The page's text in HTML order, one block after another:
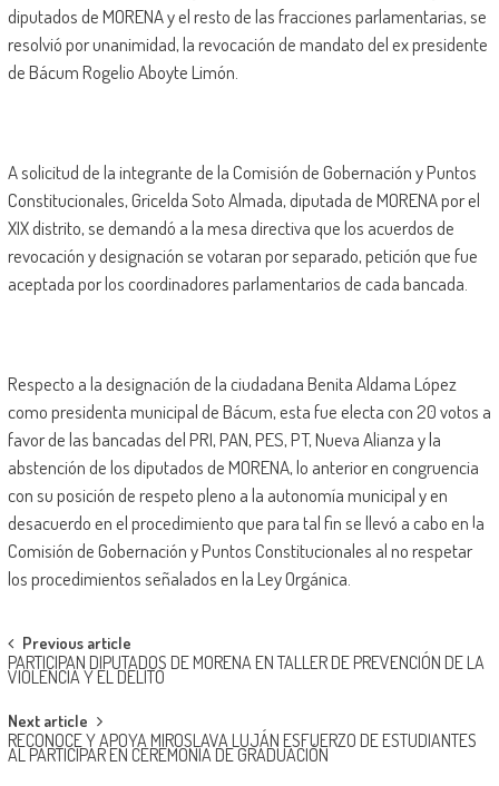
diputados de MORENA y el resto de las fracciones parlamentarias, se
resolvió por unanimidad, la revocación de mandato del ex presidente
de Bácum Rogelio Aboyte Limón.
A solicitud de la integrante de la Comisión de Gobernación y Puntos
Constitucionales, Gricelda Soto Almada, diputada de MORENA por el
XIX distrito, se demandó a la mesa directiva que los acuerdos de
revocación y designación se votaran por separado, petición que fue
aceptada por los coordinadores parlamentarios de cada bancada.
Respecto a la designación de la ciudadana Benita Aldama López
como presidenta municipal de Bácum, esta fue electa con 20 votos a
favor de las bancadas del PRI, PAN, PES, PT, Nueva Alianza y la
abstención de los diputados de MORENA, lo anterior en congruencia
con su posición de respeto pleno a la autonomía municipal y en
desacuerdo en el procedimiento que para tal fin se llevó a cabo en la
Comisión de Gobernación y Puntos Constitucionales al no respetar
los procedimientos señalados en la Ley Orgánica.
Post
navigation
Previous article
PARTICIPAN DIPUTADOS DE MORENA EN TALLER DE PREVENCIÓN DE LA
VIOLENCIA Y EL DELITO
Next article
RECONOCE Y APOYA MIROSLAVA LUJÁN ESFUERZO DE ESTUDIANTES
AL PARTICIPAR EN CEREMONIA DE GRADUACIÓN